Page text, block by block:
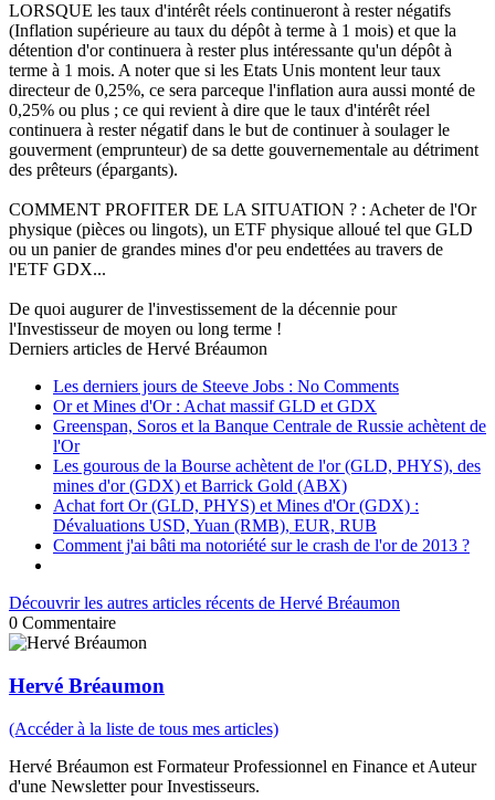
LORSQUE les taux d'intérêt réels continueront à rester négatifs
(Inflation supérieure au taux du dépôt à terme à 1 mois) et que la
détention d'or continuera à rester plus intéressante qu'un dépôt à
terme à 1 mois. A noter que si les Etats Unis montent leur taux
directeur de 0,25%, ce sera parceque l'inflation aura aussi monté de
0,25% ou plus ; ce qui revient à dire que le taux d'intérêt réel
continuera à rester négatif dans le but de continuer à soulager le
gouverment (emprunteur) de sa dette gouvernementale au détriment
des prêteurs (épargants).
COMMENT PROFITER DE LA SITUATION ? : Acheter de l'Or
physique (pièces ou lingots), un ETF physique alloué tel que GLD
ou un panier de grandes mines d'or peu endettées au travers de
l'ETF GDX...
De quoi augurer de l'investissement de la décennie pour
l'Investisseur de moyen ou long terme !
Derniers articles de Hervé Bréaumon
Les derniers jours de Steeve Jobs : No Comments
Or et Mines d'Or : Achat massif GLD et GDX
Greenspan, Soros et la Banque Centrale de Russie achètent de
l'Or
Les gourous de la Bourse achètent de l'or (GLD, PHYS), des
mines d'or (GDX) et Barrick Gold (ABX)
Achat fort Or (GLD, PHYS) et Mines d'Or (GDX) :
Dévaluations USD, Yuan (RMB), EUR, RUB
Comment j'ai bâti ma notoriété sur le crash de l'or de 2013 ?
Découvrir les autres articles récents de Hervé Bréaumon
0 Commentaire
Hervé Bréaumon
(Accéder à la liste de tous mes articles)
Hervé Bréaumon est Formateur Professionnel en Finance et Auteur
d'une Newsletter pour Investisseurs.